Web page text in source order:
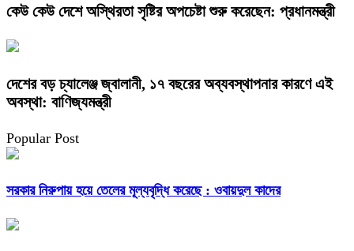
কেউ কেউ দেশে অস্থিরতা সৃষ্টির অপচেষ্টা শুরু করেছেন: প্রধানমন্ত্রী
দেশের বড় চ্যালেঞ্জ জ্বালানী, ১৭ বছরের অব্যবস্থাপনার কারণে এই
অবস্থা: বাণিজ্যমন্ত্রী
Popular Post
সরকার নিরুপায় হয়ে তেলের মূল্যবৃদ্ধি করেছে : ওবায়দুল কাদের